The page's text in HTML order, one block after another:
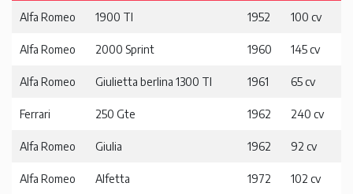
Alfa Romeo 1900 TI 1952 100 cv
Alfa Romeo 2000 Sprint 1960 145 cv
Alfa Romeo Giulietta berlina 1300 TI 1961 65 cv
Ferrari 250 Gte 1962 240 cv
Alfa Romeo Giulia 1962 92 cv
Alfa Romeo Alfetta 1972 102 cv